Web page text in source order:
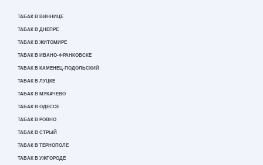
ТАБАК В ВИННИЦЕ
ТАБАК В ДНЕПРЕ
ТАБАК В ЖИТОМИРЕ
ТАБАК В ИВАНО-ФРАНКОВСКЕ
ТАБАК В КАМЕНЕЦ-ПОДОЛЬСКИЙ
ТАБАК В ЛУЦКЕ
ТАБАК В МУКАЧЕВО
ТАБАК В ОДЕССЕ
ТАБАК В РОВНО
ТАБАК В СТРЫЙ
ТАБАК В ТЕРНОПОЛЕ
ТАБАК В УЖГОРОДЕ